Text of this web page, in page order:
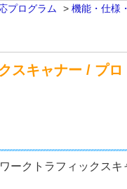
プログラム > 機能・仕様
スキャナー / プ
クトラフィックス